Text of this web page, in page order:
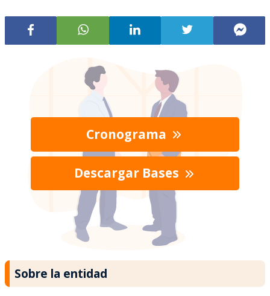
Cronograma
Descargar Bases
Sobre la entidad